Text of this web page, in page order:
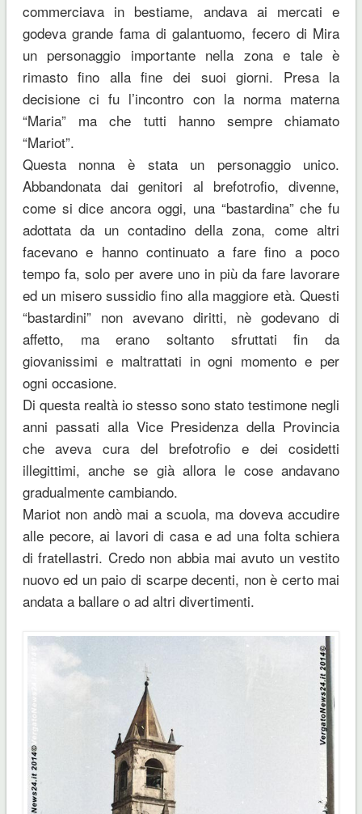
commerciava in bestiame, andava ai mercati e
godeva grande fama di galantuomo, fecero di Mira
un personaggio importante nella zona e tale è
rimasto fino alla fine dei suoi giorni. Presa la
decisione ci fu l’incontro con la norma materna
“Maria” ma che tutti hanno sempre chiamato
“Mariot”.
Questa nonna è stata un personaggio unico.
Abbandonata dai genitori al brefotrofio, divenne,
come si dice ancora oggi, una “bastardina” che fu
adottata da un contadino della zona, come altri
facevano e hanno continuato a fare fino a poco
tempo fa, solo per avere uno in più da fare lavorare
ed un misero sussidio fino alla maggiore età. Questi
“bastardini” non avevano diritti, nè godevano di
affetto, ma erano soltanto sfruttati fin da
giovanissimi e maltrattati in ogni momento e per
ogni occasione.
Di questa realtà io stesso sono stato testimone negli
anni passati alla Vice Presidenza della Provincia
che aveva cura del brefotrofio e dei cosidetti
illegittimi, anche se già allora le cose andavano
gradualmente cambiando.
Mariot non andò mai a scuola, ma doveva accudire
alle pecore, ai lavori di casa e ad una folta schiera
di fratellastri. Credo non abbia mai avuto un vestito
nuovo ed un paio di scarpe decenti, non è certo mai
andata a ballare o ad altri divertimenti.